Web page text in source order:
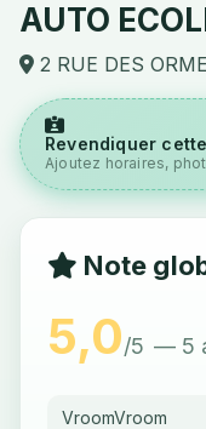
AUTO
2 RUE DES
Revendiquer
Ajoutez horaires,
Note
5,0/5 — 5
VroomVroom